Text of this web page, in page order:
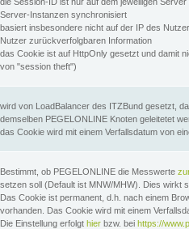
Server-Instanzen synchronisiert
basiert insbesondere nicht auf der IP des
Nutzer zurückverfolgbaren Information
das Cookie ist auf HttpOnly gesetzt und damit
von "session theft")
wird von LoadBalancer des ITZBund gesetzt,
demselben PEGELONLINE Knoten geleitetet
das Cookie wird mit einem Verfallsdatum von
Bestimmt, ob PEGELONLINE die Messwerte
setzen soll (Default ist MNW/MHW). Dies wirkt
Das Cookie ist permanent, d.h. nach einem
vorhanden. Das Cookie wird mit einem
Die Einstellung erfolgt hier bzw. bei https://